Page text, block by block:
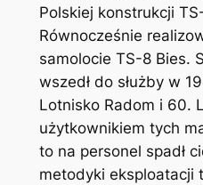
Polskiej konstrukcji
Równocześnie
samolocie TS-8 Bies.
wszedł do służby w
Lotnisko Radom i 60.
użytkownikiem tych
to na personel spadł
metodyki eksploatacji